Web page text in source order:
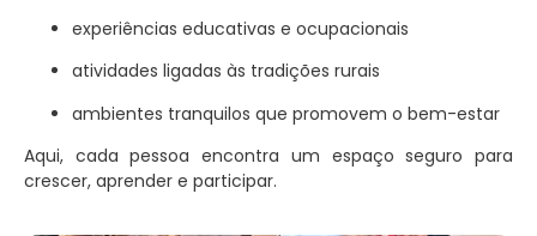
experiências educativas e ocupacionais
atividades ligadas às tradições rurais
ambientes tranquilos que promovem o bem-estar
Aqui, cada pessoa encontra um espaço seguro para
crescer, aprender e participar.